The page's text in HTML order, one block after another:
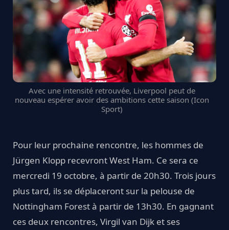
Avec une intensité retrouvée, Liverpool peut de
nouveau espérer avoir des ambitions cette saison (Icon
Sport)
Pour leur prochaine rencontre, les hommes de
Jürgen Klopp recevront West Ham. Ce sera ce
mercredi 19 octobre, à partir de 20h30. Trois jours
plus tard, ils se déplaceront sur la pelouse de
Nottingham Forest à partir de 13h30. En gagnant
ces deux rencontres, Virgil van Dijk et ses